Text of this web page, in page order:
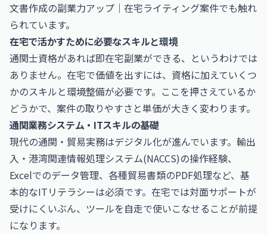
文書作成の副業力アップ｜在宅ライティング案件でも触れ
られています。
在宅で活かすために必要なスキルと環境
通関士資格があれば即在宅副業ができる、というわけでは
ありません。在宅で価値を出すには、資格に加えていくつ
かのスキルと環境整備が必要です。ここを押さえているか
どうかで、案件の取りやすさと単価が大きく変わります。
通関業務システム・ITスキルの基礎
現代の通関・貿易実務はデジタル化が進んでいます。輸出
入・港湾関連情報処理システム(NACCS)の操作経験、
Excelでのデータ管理、各種貿易書類のPDF処理など、基
本的なITリテラシーは必須です。在宅では対面サポートが
受けにくいぶん、ツールを自走で使いこなせることが前提
になります。